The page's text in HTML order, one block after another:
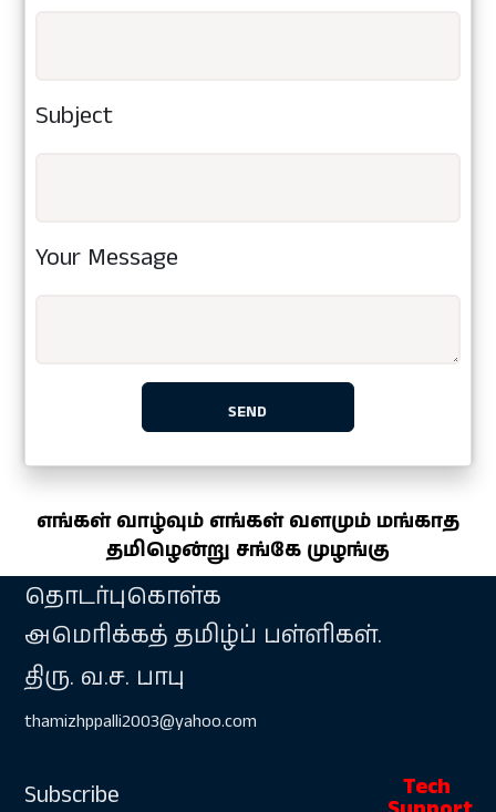
Subject
Your Message
எங்கள் வாழ்வும் எங்கள் வளமும் மங்காத
தமிழென்று சங்கே முழங்கு
தொடர்புகொள்க
அமெரிக்கத் தமிழ்ப் பள்ளிகள்.
திரு. வ.ச. பாபு
thamizhppalli2003@yahoo.com
Subscribe